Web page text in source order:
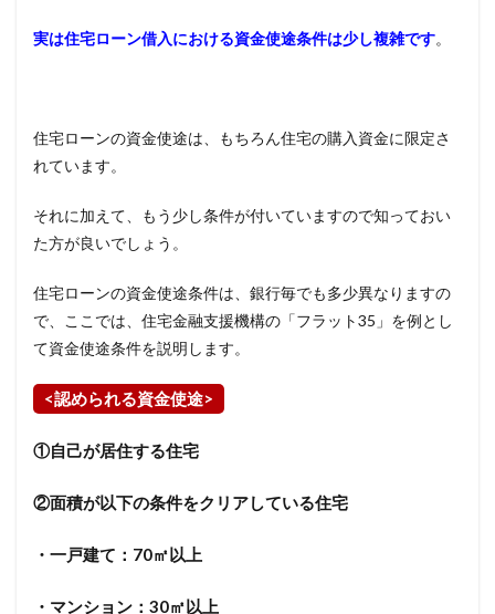
実は住宅ローン借入における資金使途条件は少し複雑です。
住宅ローンの資金使途は、もちろん住宅の購入資金に限定さ
れています。
それに加えて、もう少し条件が付いていますので知っておい
た方が良いでしょう。
住宅ローンの資金使途条件は、銀行毎でも多少異なりますの
で、ここでは、住宅金融支援機構の「フラット35 」を例とし
て資金使途条件を説明します。
<認められる資金使途>
①自己が居住する住宅
②面積が以下の条件をクリアしている住宅
・一戸建て： 70㎡以上
・マンション： 30㎡以上